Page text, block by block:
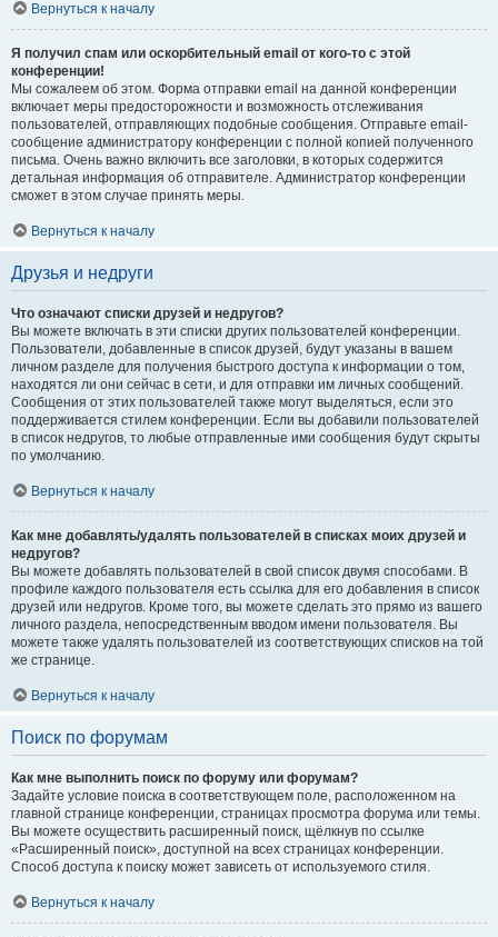
Вернуться к началу
Я получил спам или оскорбительный email от кого-то с этой
конференции!
Мы сожалеем об этом. Форма отправки email на данной конференции
включает меры предосторожности и возможность отслеживания
пользователей, отправляющих подобные сообщения. Отправьте email-
сообщение администратору конференции с полной копией полученного
письма. Очень важно включить все заголовки, в которых содержится
детальная информация об отправителе. Администратор конференции
сможет в этом случае принять меры.
Вернуться к началу
Друзья и недруги
Что означают списки друзей и недругов?
Вы можете включать в эти списки других пользователей конференции.
Пользователи, добавленные в список друзей, будут указаны в вашем
личном разделе для получения быстрого доступа к информации о том,
находятся ли они сейчас в сети, и для отправки им личных сообщений.
Сообщения от этих пользователей также могут выделяться, если это
поддерживается стилем конференции. Если вы добавили пользователей
в список недругов, то любые отправленные ими сообщения будут скрыты
по умолчанию.
Вернуться к началу
Как мне добавлять/удалять пользователей в списках моих друзей и
недругов?
Вы можете добавлять пользователей в свой список двумя способами. В
профиле каждого пользователя есть ссылка для его добавления в список
друзей или недругов. Кроме того, вы можете сделать это прямо из вашего
личного раздела, непосредственным вводом имени пользователя. Вы
можете также удалять пользователей из соответствующих списков на той
же странице.
Вернуться к началу
Поиск по форумам
Как мне выполнить поиск по форуму или форумам?
Задайте условие поиска в соответствующем поле, расположенном на
главной странице конференции, страницах просмотра форума или темы.
Вы можете осуществить расширенный поиск, щёлкнув по ссылке
«Расширенный поиск», доступной на всех страницах конференции.
Способ доступа к поиску может зависеть от используемого стиля.
Вернуться к началу